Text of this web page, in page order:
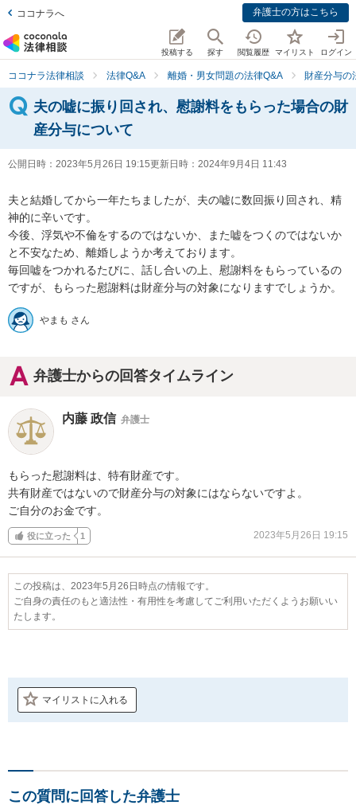
ココナラへ 弁護士の方はこちら
投稿する 探す 閲覧履歴 マイリスト ログイン
ココナラ法律相談 法律Q&A 離婚・男女問題の法律Q&A 財産分与の
夫の嘘に振り回され、慰謝料をもらった場合の財
産分与について
公開日時： 2023年5月26日 19:15更新日時： 2024年9月4日 11:43
夫と結婚してから一年たちましたが、夫の嘘に数回振り回され、精
神的に辛いです。
今後、浮気や不倫をするのではないか、また嘘をつくのではないか
と不安なため、離婚しようか考えております。
毎回嘘をつかれるたびに、話し合いの上、慰謝料をもらっているの
ですが、もらった慰謝料は財産分与の対象になりますでしょうか。
やまも さん
弁護士からの回答タイムライン
内藤 政信 弁護士
もらった慰謝料は、特有財産です。
共有財産ではないので財産分与の対象にはならないですよ。
ご自分のお金です。
役に立った 1 2023年5月26日 19:15
この投稿は、2023年5月26日時点の情報です。
ご自身の責任のもと適法性・有用性を考慮してご利用いただくようお願いい
たします。
マイリストに入れる
この質問に回答した弁護士